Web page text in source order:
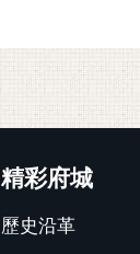
精彩府城
歷史沿革